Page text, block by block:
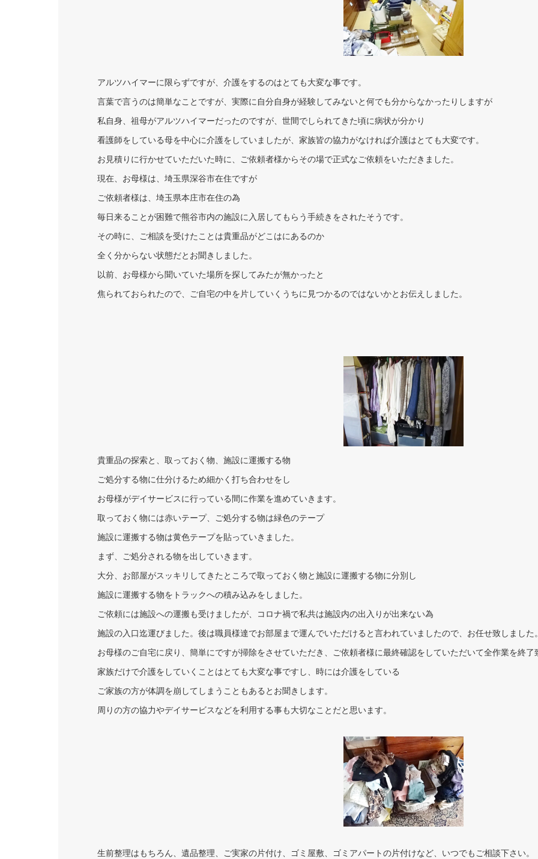
アルツハイマーに限らずですが、介護をするのはとても大変な事です。
言葉で言うのは簡単なことですが、実際に自分自身が経験してみないと何でも分からなかったりしますが
私自身、祖母がアルツハイマーだったのですが、世間でしられてきた頃に病状が分かり
看護師をしている母を中心に介護をしていましたが、家族皆の協力がなければ介護はとても大変です。
お見積りに行かせていただいた時に、ご依頼者様からその場で正式なご依頼をいただきました。
現在、お母様は、埼玉県深谷市在住ですが
ご依頼者様は、埼玉県本庄市在住の為
毎日来ることが困難で熊谷市内の施設に入居してもらう手続きをされたそうです。
その時に、ご相談を受けたことは貴重品がどこはにあるのか
全く分からない状態だとお聞きしました。
以前、お母様から聞いていた場所を探してみたが無かったと
焦られておられたので、ご自宅の中を片していくうちに見つかるのではないかとお伝えしました。
貴重品の探索と、取っておく物、施設に運搬する物
ご処分する物に仕分けるため細かく打ち合わせをし
お母様がデイサービスに行っている間に作業を進めていきます。
取っておく物には赤いテープ、ご処分する物は緑色のテープ
施設に運搬する物は黄色テープを貼っていきました。
まず、ご処分される物を出していきます。
大分、お部屋がスッキリしてきたところで取っておく物と施設に運搬する物に分別し
施設に運搬する物をトラックへの積み込みをしました。
ご依頼には施設への運搬も受けましたが、コロナ禍で私共は施設内の出入りが出来ない為
施設の入口迄運びました。後は職員様達でお部屋まで運んでいただけると言われていましたので、お任せ致しました。
お母様のご自宅に戻り、簡単にですが掃除をさせていただき、ご依頼者様に最終確認をしていただいて全作業を終了
家族だけで介護をしていくことはとても大変な事ですし、時には介護をしている
ご家族の方が体調を崩してしまうこともあるとお聞きします。
周りの方の協力やデイサービスなどを利用する事も大切なことだと思います。
生前整理はもちろん、遺品整理、ご実家の片付け、ゴミ屋敷、ゴミアパートの片付けなど、いつでもご相談下さい。